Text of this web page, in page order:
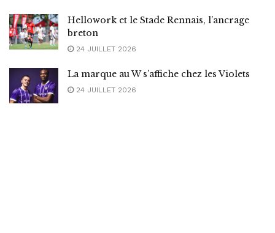
Hellowork et le Stade Rennais, l’ancrage
breton
24 JUILLET 2026
La marque au W s’affiche chez les Violets
24 JUILLET 2026